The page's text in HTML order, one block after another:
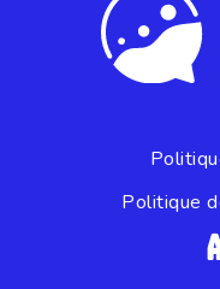
Politique